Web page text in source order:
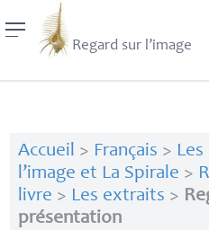
Regard sur l’image
Accueil > Français >
l’image et La Spirale >
livre > Les extraits >
présentation